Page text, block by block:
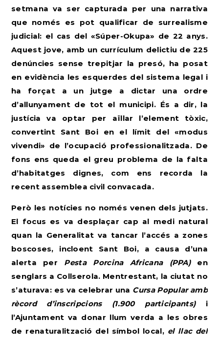
setmana va ser capturada per una narrativa
que només es pot qualificar de surrealisme
judicial: el cas del «Súper-Okupa» de 22 anys.
Aquest jove, amb un currículum delictiu de 225
denúncies sense trepitjar la presó, ha posat
en evidència les esquerdes del sistema legal i
ha forçat a un jutge a dictar una ordre
d’allunyament de tot el municipi. És a dir, la
justícia va optar per aïllar l’element tòxic,
convertint Sant Boi en el límit del «modus
vivendi» de l’ocupació professionalitzada. De
fons ens queda el greu problema de la falta
d’habitatges dignes, com ens recorda la
recent assemblea civil convacada.
Però les notícies no només venen dels jutjats.
El focus es va desplaçar cap al medi natural
quan la Generalitat va tancar l’accés a zones
boscoses, incloent Sant Boi, a causa d’una
alerta per Pesta Porcina Africana (PPA) en
senglars a Collserola. Mentrestant, la ciutat no
s’aturava: es va celebrar una Cursa Popular amb
rècord d’inscripcions (1.900 participants)i
l’Ajuntament va donar llum verda a les obres
de renaturalització del símbol local, el llac del